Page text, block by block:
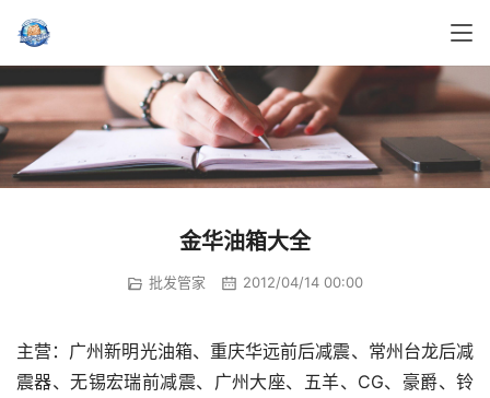
金华油箱大全
批发管家 2012/04/14 00:00
主营：广州新明光油箱、重庆华远前后减震、常州台龙后减
震器、无锡宏瑞前减震、广州大座、五羊、CG、豪爵、铃